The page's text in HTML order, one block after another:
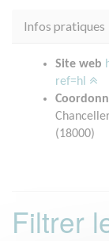
Infos pratiques
Site web
ref=hl
(18000)
Filtrer